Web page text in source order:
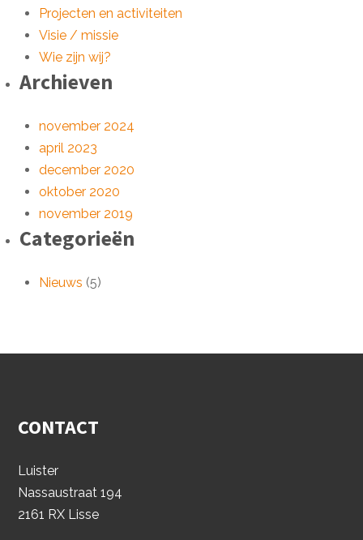
Projecten en activiteiten
Visie / missie
Wie zijn wij?
Archieven
november 2024
april 2023
december 2020
oktober 2020
november 2019
Categorieën
Nieuws (5)
CONTACT
Luister
Nassaustraat 194
2161 RX Lisse